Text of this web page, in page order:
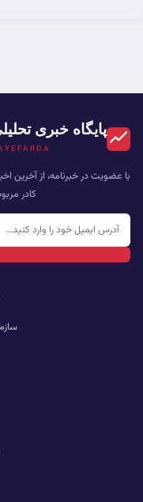
پایگاه خبری
با عضویت در خبرنامه، از آخرین
کادر